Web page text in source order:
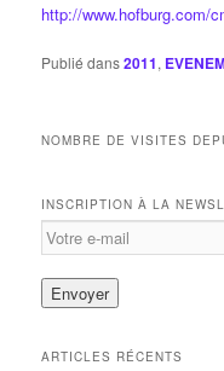
http://www.hofburg.com/
Publié dans2011,
NOMBRE DE VISITES
INSCRIPTION À LA
ARTICLES RÉCENTS